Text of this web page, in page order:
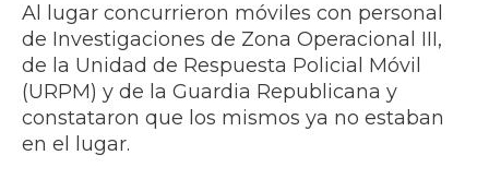
Al lugar concurrieron móviles con personal
de Investigaciones de Zona Operacional III,
de la Unidad de Respuesta Policial Móvil
(URPM) y de la Guardia Republicana y
constataron que los mismos ya no estaban
en el lugar.